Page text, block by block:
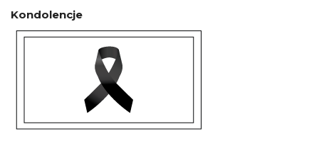
Kondolencje